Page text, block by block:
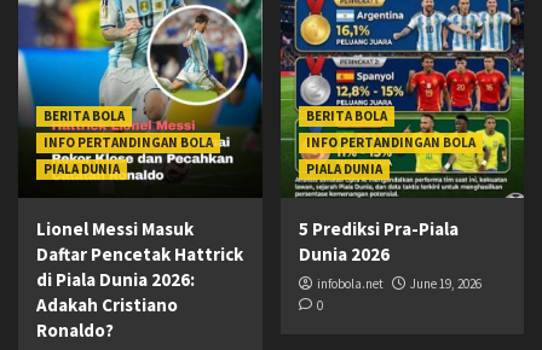
BERITA BOLA
INFO PERTANDINGAN BOLA
PIALA DUNIA
Lionel Messi Masuk
Daftar Pencetak Hattrick
di Piala Dunia 2026:
Adakah Cristiano
Ronaldo?
BERITA BOLA
INFO PERTANDINGAN BOLA
PIALA DUNIA
5 Prediksi Pra-Piala
Dunia 2026
infobola.net
June 19, 2026
0